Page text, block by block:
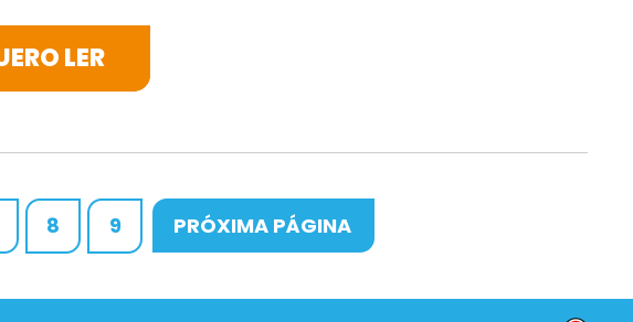
LER
8 9